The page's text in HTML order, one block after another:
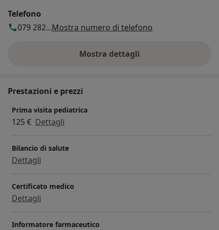
Telefono
079 282...Mostra numero di telefono
Mostra dettagli
sull'indirizzo
Prestazioni e prezzi
Prima visita pediatrica
125 € Dettagli
Bilancio di salute
Dettagli
Certificato medico
Dettagli
Informatore farmaceutico